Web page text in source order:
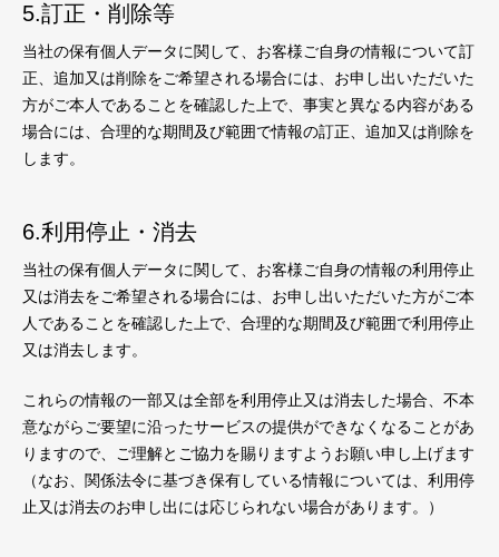
5.訂正・削除等
当社の保有個人データに関して、お客様ご自身の情報について訂
正、追加又は削除をご希望される場合には、お申し出いただいた
方がご本人であることを確認した上で、事実と異なる内容がある
場合には、合理的な期間及び範囲で情報の訂正、追加又は削除を
します。
6.利用停止・消去
当社の保有個人データに関して、お客様ご自身の情報の利用停止
又は消去をご希望される場合には、お申し出いただいた方がご本
人であることを確認した上で、合理的な期間及び範囲で利用停止
又は消去します。
これらの情報の一部又は全部を利用停止又は消去した場合、不本
意ながらご要望に沿ったサービスの提供ができなくなることがあ
りますので、ご理解とご協力を賜りますようお願い申し上げます
（なお、関係法令に基づき保有している情報については、利用停
止又は消去のお申し出には応じられない場合があります。）